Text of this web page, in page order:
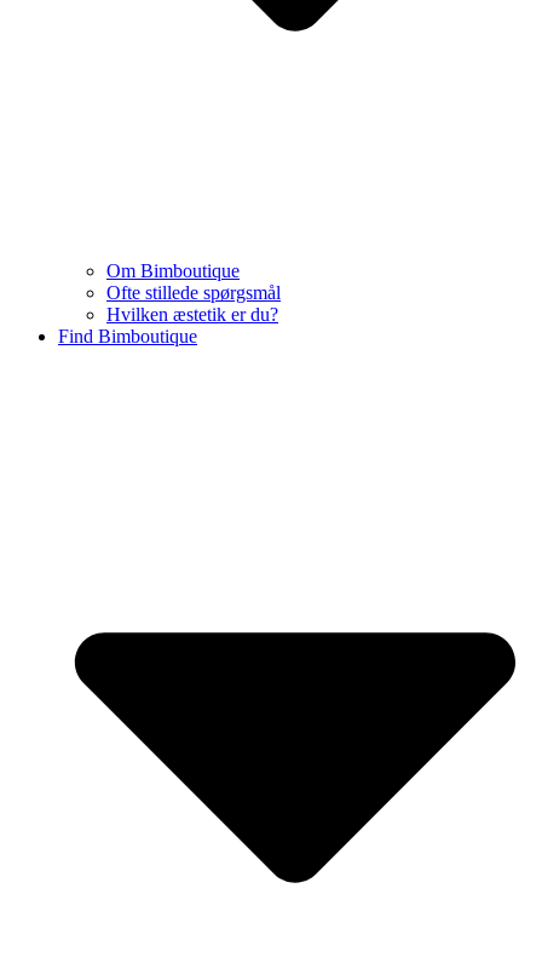
Om Bimboutique
Ofte stillede spørgsmål
Hvilken æstetik er du?
Find Bimboutique